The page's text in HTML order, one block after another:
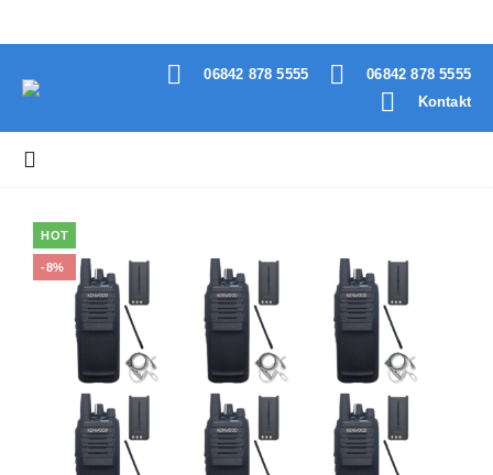
06842 878 5555
06842 878 5555
Kontakt
HOT
-8%